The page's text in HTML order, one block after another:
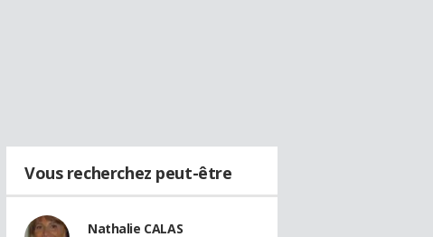
Vous recherchez peut-être
Nathalie CALAS